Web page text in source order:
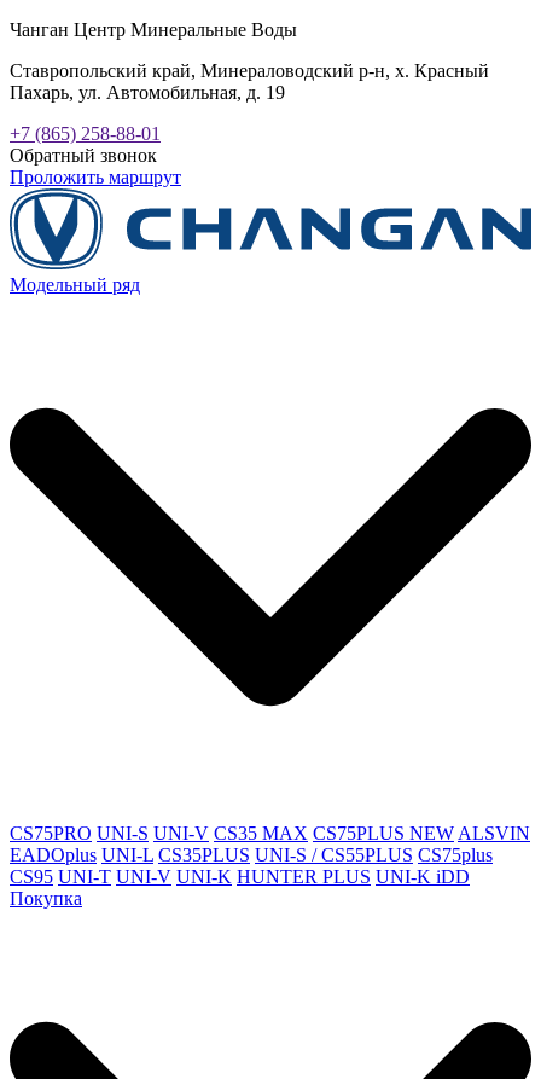
Чанган Центр Минеральные Воды
Ставропольский край, Минераловодский р-н, х. Красный
Пахарь, ул. Автомобильная, д. 19
+7 (865) 258-88-01
Обратный звонок
Проложить маршрут
Модельный ряд
CS75PRO UNI-S UNI-V CS35 MAX CS75PLUS NEW ALSVIN
EADOplus UNI-L CS35PLUS UNI-S / CS55PLUS CS75plus
CS95 UNI-T UNI-V UNI-K HUNTER PLUS UNI-K iDD
Покупка